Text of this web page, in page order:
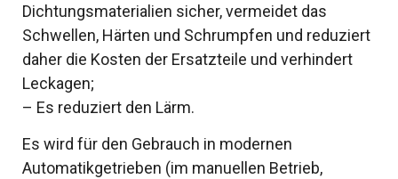
Dichtungsmaterialien sicher, vermeidet das
Schwellen, Härten und Schrumpfen und reduziert
daher die Kosten der Ersatzteile und verhindert
Leckagen;
– Es reduziert den Lärm.
Es wird für den Gebrauch in modernen
Automatikgetrieben (im manuellen Betrieb,